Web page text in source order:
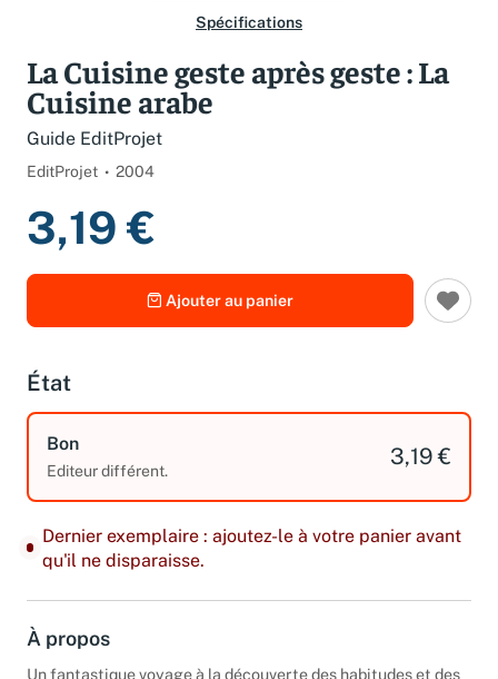
La Cuisine geste après geste : La
Cuisine arabe
Guide EditProjet
3,19 €
Ajouter au panier
État
Bon 3,19 €
Dernier exemplaire : ajoutez-le à votre panier avant
qu'il ne disparaisse.
À propos